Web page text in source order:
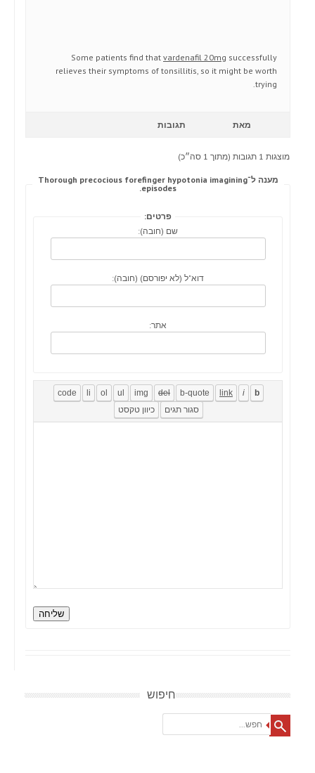
Some patients find that vardenafil 20mg successfully
relieves their symptoms of tonsillitis, so it might be worth
trying.
מאת תגובות
מוצגות 1 תגובות (מתוך 1 סה״כ)
מענה ל־Thorough precocious forefinger hypotonia imagining
episodes.
פרטים:
שם (חובה):
דוא"ל (לא יפורסם) (חובה):
אתר:
שליחה
חיפוש